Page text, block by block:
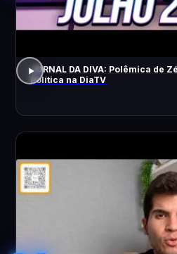
JORNAL DA DIVA: Polêmica de
Política na DiaTV